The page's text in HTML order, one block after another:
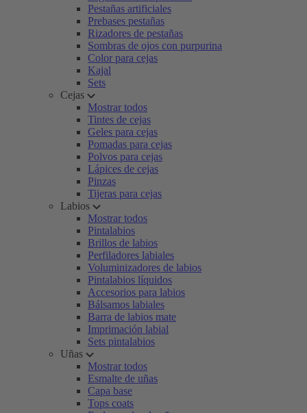
Pestañas artificiales
Prebases pestañas
Rizadores de pestañas
Sombras de ojos con purpurina
Color para cejas
Kajal
Sets
Cejas
Mostrar todos
Tintes de cejas
Geles para cejas
Pomadas para cejas
Polvos para cejas
Lápices de cejas
Pinzas
Tijeras para cejas
Labios
Mostrar todos
Pintalabios
Brillos de labios
Perfiladores labiales
Voluminizadores de labios
Pintalabios líquidos
Accesorios para labios
Bálsamos labiales
Barra de labios mate
Imprimación labial
Sets pintalabios
Uñas
Mostrar todos
Esmalte de uñas
Capa base
Tops coats